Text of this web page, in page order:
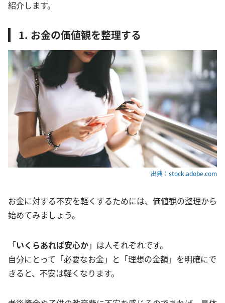
紹介します。
1. お金の価値観を整理する
出典：stock.adobe.com
お金に対する不安を軽くするためには、価値観の整理から
始めてみましょう。
「いくらあれば安心か」は人それぞれです。
自分にとって「必要なお金」と「理想の金額」を明確にで
きると、不安は軽くなります。